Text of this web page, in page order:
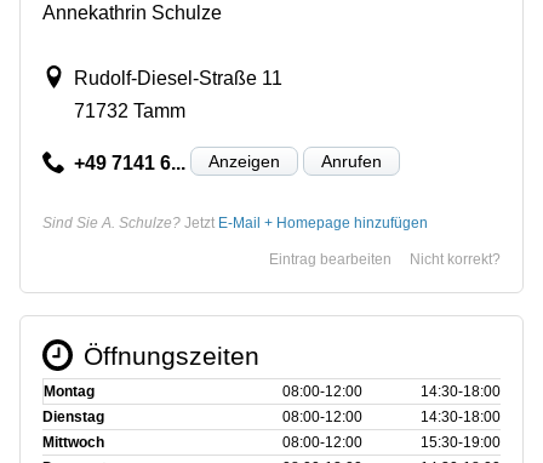
Annekathrin Schulze
Rudolf-Diesel-Straße 11
71732 Tamm
+49 7141 6... Anzeigen Anrufen
Sind Sie A. Schulze? Jetzt E-Mail + Homepage hinzufügen
Nicht korrekt?
Eintrag bearbeiten
Öffnungszeiten
Montag 08:00‑12:00
14:30‑18:00
Dienstag
08:00‑12:00
14:30‑18:00
Mittwoch
08:00‑12:00
15:30‑19:00